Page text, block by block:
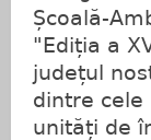
Școală-
"Ediția a
județul
dintre cele
unități de